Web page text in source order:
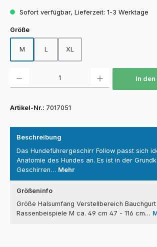
Sofort verfügbar, Lieferzeit: 1-3 Werktage
Größeauswählen
M L XL
In den
Artikel-Nr.: 7017051
Beschreibung
Das Hundeführergeschirr Follow passt sich
Anatomie des Hundes an. Es ist in der
Geschirren… Mehr
Größeninfo
Größe Halsumfang Verstellbereich
Rassenbeispiele M ca. 49 cm 47 - 116 cm…